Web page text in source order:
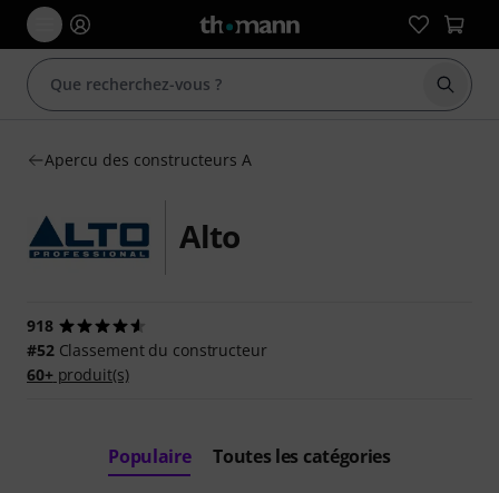
Apercu des constructeurs A
Alto
918
#52Classement du constructeur
60+produit(s)
Populaire Toutes les catégories